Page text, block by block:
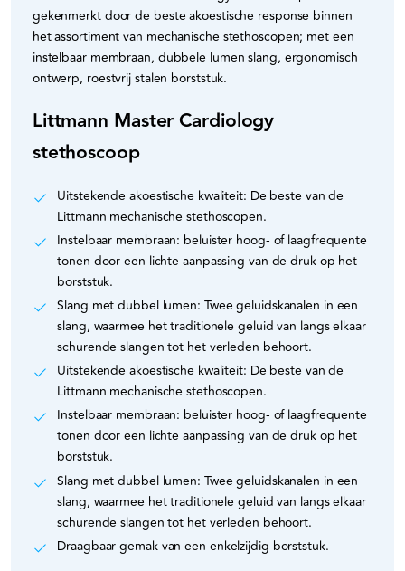
gekenmerkt door de beste akoestische response binnen
het assortiment van mechanische stethoscopen; met een
instelbaar membraan, dubbele lumen slang, ergonomisch
ontwerp, roestvrij stalen borststuk.
Littmann Master Cardiology
stethoscoop
Uitstekende akoestische kwaliteit: De beste van de
Littmann mechanische stethoscopen.
Instelbaar membraan: beluister hoog- of laagfrequente
tonen door een lichte aanpassing van de druk op het
borststuk.
Slang met dubbel lumen: Twee geluidskanalen in een
slang, waarmee het traditionele geluid van langs elkaar
schurende slangen tot het verleden behoort.
Uitstekende akoestische kwaliteit: De beste van de
Littmann mechanische stethoscopen.
Instelbaar membraan: beluister hoog- of laagfrequente
tonen door een lichte aanpassing van de druk op het
borststuk.
Slang met dubbel lumen: Twee geluidskanalen in een
slang, waarmee het traditionele geluid van langs elkaar
schurende slangen tot het verleden behoort.
Draagbaar gemak van een enkelzijdig borststuk.